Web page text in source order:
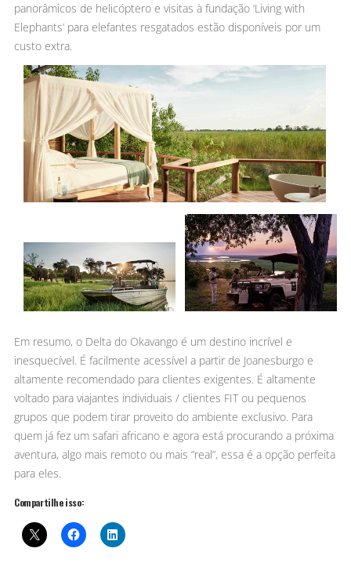
panorâmicos de helicóptero e visitas à fundação ‘Living with
Elephants’ para elefantes resgatados estão disponíveis por um
custo extra.
Em resumo, o Delta do Okavango é um destino incrível e
inesquecível. É facilmente acessível a partir de Joanesburgo e
altamente recomendado para clientes exigentes. É altamente
voltado para viajantes individuais / clientes FIT ou pequenos
grupos que podem tirar proveito do ambiente exclusivo. Para
quem já fez um safari africano e agora está procurando a próxima
aventura, algo mais remoto ou mais “real”, essa é a opção perfeita
para eles.
Compartilhe isso: